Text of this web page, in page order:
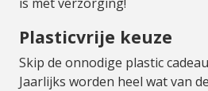
Plasticvrije keuze
Skip de onnodige plastic
Jaarlijks worden heel wat van